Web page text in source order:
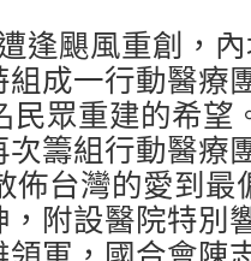
逢颶風重創，
成一行動醫療
民眾重建的希望
次籌組行動醫療
台灣的愛到最
附設醫院特別